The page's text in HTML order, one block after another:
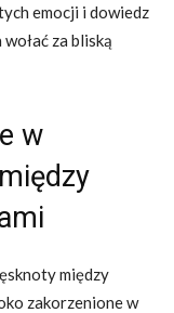
emocji i dowiedz
za bliską
w
między
zakorzenione w